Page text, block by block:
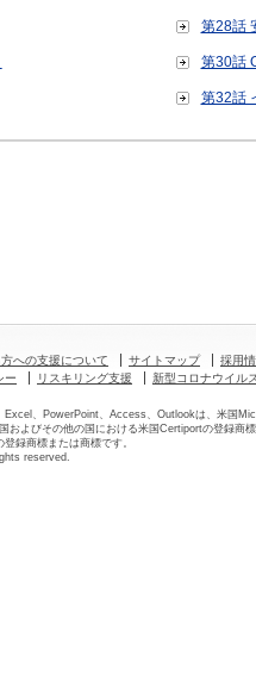
第28話
第30話
第32話
への支援について サイトマップ
採用
ー リスキリング支援 新型コロナウイル
、PowerPoint、Access、Outlookは、米国
よびその他の国における米国Certiportの登録商
録商標または商標です。
reserved.